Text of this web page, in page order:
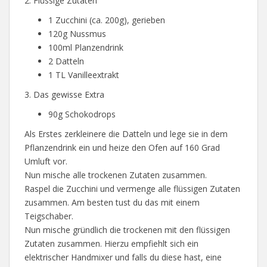
1 Zucchini (ca. 200g), gerieben
120g Nussmus
100ml Planzendrink
2 Datteln
1 TL Vanilleextrakt
3. Das gewisse Extra
90g Schokodrops
Als Erstes zerkleinere die Datteln und lege sie in dem
Pflanzendrink ein und heize den Ofen auf 160 Grad
Umluft vor.
Nun mische alle trockenen Zutaten zusammen.
Raspel die Zucchini und vermenge alle flüssigen Zutaten
zusammen. Am besten tust du das mit einem
Teigschaber.
Nun mische gründlich die trockenen mit den flüssigen
Zutaten zusammen. Hierzu empfiehlt sich ein
elektrischer Handmixer und falls du diese hast, eine